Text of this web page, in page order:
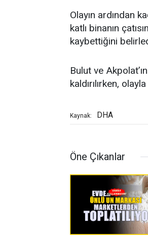
Olayın ardından
katlı binanın
kaybettiğini
Bulut ve
kaldırılırken,
Kaynak: DHA
Öne Çıkanlar